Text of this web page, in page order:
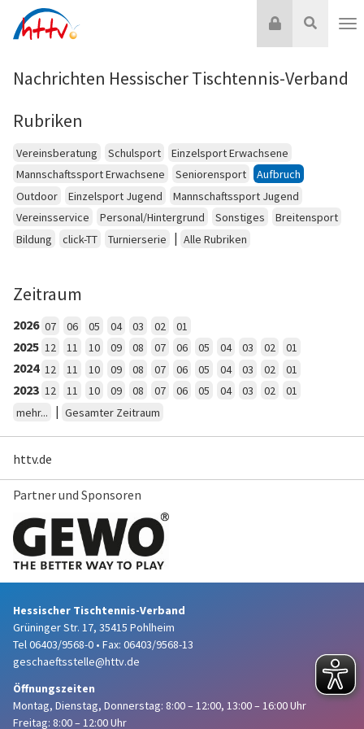
Inhalt
Suche
Login
Nachrichten Hessischer Tischtennis-Verband
Rubriken
Vereinsberatung Schulsport
Einzelsport Erwachsene
Mannschaftssport Erwachsene
Seniorensport
Aufbruch
Outdoor
Einzelsport Jugend
Mannschaftssport Jugend
Vereinsservice
Personal/Hintergrund Sonstiges
Breitensport
Bildung
click-TT Turnierserie | Alle Rubriken
Zeitraum
2026 07 06 05 04 03 02 01
2025 12 11 10 09 08 07 06 05 04 03 02 01
2024 12 11 10 09 08 07 06 05 04 03 02 01
2023 12 11 10 09 08 07 06 05 04 03 02
01
mehr...
| Gesamter Zeitraum
httv.de
Partner und Sponsoren
Hessischer Tischtennis-Verband
Grüninger Str. 17, 35415 Pohlheim
Tel 06403/9568-0 • Fax: 06403/9568-13
geschaeftsstelle@httv.de
Öffnungszeiten
Montag, Dienstag, Donnerstag: 8:00 – 12:00, 13:00 – 16:00 Uhr
Freitag: 8:00 – 12:00 Uhr